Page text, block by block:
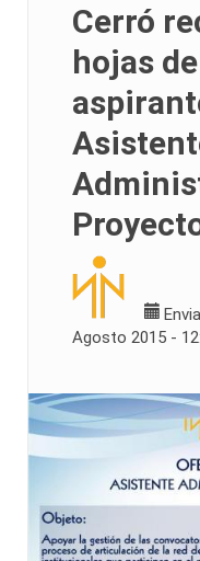
Cerró
hojas
Agosto 2015 -